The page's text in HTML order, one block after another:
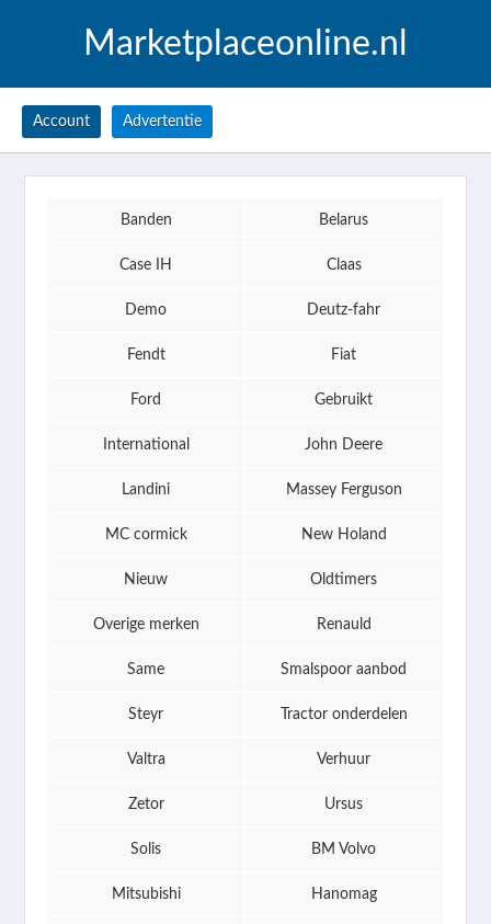
Marketplaceonline.nl
Account Advertentie
Banden Belarus
Case IH Claas
Demo Deutz-fahr
Fendt Fiat
Ford Gebruikt
International John Deere
Landini Massey Ferguson
MC cormick New Holand
Nieuw Oldtimers
Overige merken Renauld
Same Smalspoor aanbod
Steyr Tractor onderdelen
Valtra Verhuur
Zetor Ursus
Solis BM Volvo
Mitsubishi Hanomag